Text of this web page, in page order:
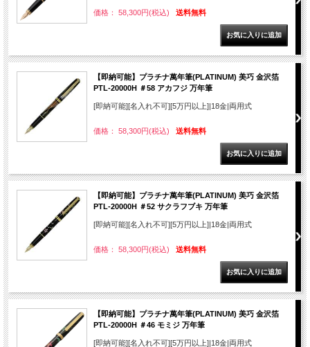
価格： 58,300円(税込) 送料無料
【即納可能】プラチナ萬年筆(PLATINUM) 美巧 金沢箔
PTL-20000H ＃58 アカフジ 万年筆
[即納可能][名入れ不可][5万円以上]|18金|両用式
価格： 58,300円(税込) 送料無料
【即納可能】プラチナ萬年筆(PLATINUM) 美巧 金沢箔
PTL-20000H ＃52 サクラフブキ 万年筆
[即納可能][名入れ不可][5万円以上]|18金|両用式
価格： 58,300円(税込) 送料無料
【即納可能】プラチナ萬年筆(PLATINUM) 美巧 金沢箔
PTL-20000H ＃46 モミジ 万年筆
[即納可能][名入れ不可][5万円以上]|18金|両用式